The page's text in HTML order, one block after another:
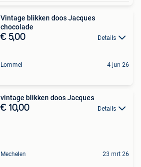
Vintage blikken doos Jacques
chocolade
€ 5,00 Details
Lommel 4 jun 26
vintage blikken doos Jacques
€ 10,00 Details
Mechelen 23 mrt 26